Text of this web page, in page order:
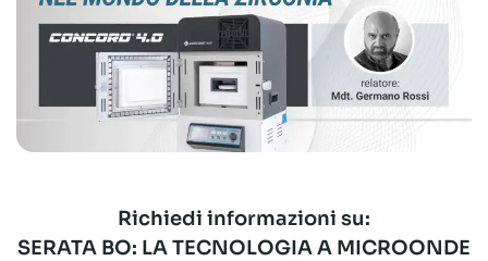
Richiedi informazioni su:
SERATA BO: LA TECNOLOGIA A MICROONDE